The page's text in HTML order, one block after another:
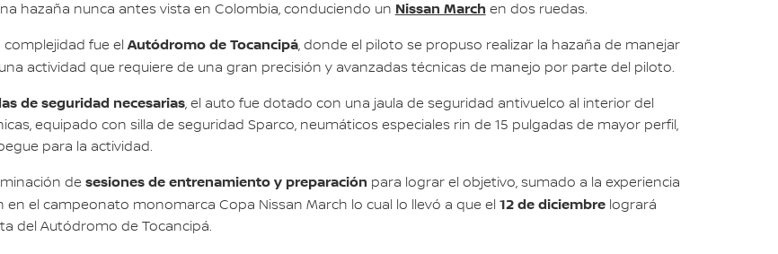
hazaña nunca antes vista en Colombia, conduciendo un Nissan March en dos ruedas.
fue el Autódromo de Tocancipá, donde el piloto se propuso realizar la hazaña de manejar
actividad que requiere de una gran precisión y avanzadas técnicas de manejo por parte del piloto.
de seguridad necesarias, el auto fue dotado con una jaula de seguridad antivuelco al interior del
equipado con silla de seguridad Sparco, neumáticos especiales rin de 15 pulgadas de mayor perfil,
para la actividad.
de sesiones de entrenamiento y preparación para lograr el objetivo, sumado a la experiencia
el campeonato monomarca Copa Nissan March lo cual lo llevó a que el 12 de diciembrelogrará
del Autódromo de Tocancipá.